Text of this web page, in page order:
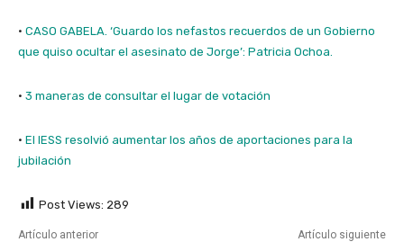
· CASO GABELA. ‘Guardo los nefastos recuerdos de un Gobierno
que quiso ocultar el asesinato de Jorge’: Patricia Ochoa.
· 3 maneras de consultar el lugar de votación
· El IESS resolvió aumentar los años de aportaciones para la
jubilación
Post Views: 289
Artículo anterior Artículo siguiente